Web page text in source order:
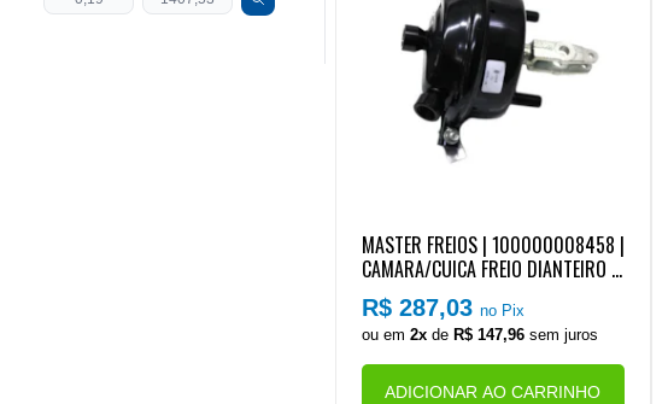
MASTER FREIOS | 100000008458 |
CAMARA/CUICA FREIO DIANTEIRO L
D VW ONIBUS 17230OD/17260OD E
URO 6 (FLC)
R$ 287,03 no Pix
ou em 2xde R$ 147,96sem juros
ADICIONAR AO CARRINHO